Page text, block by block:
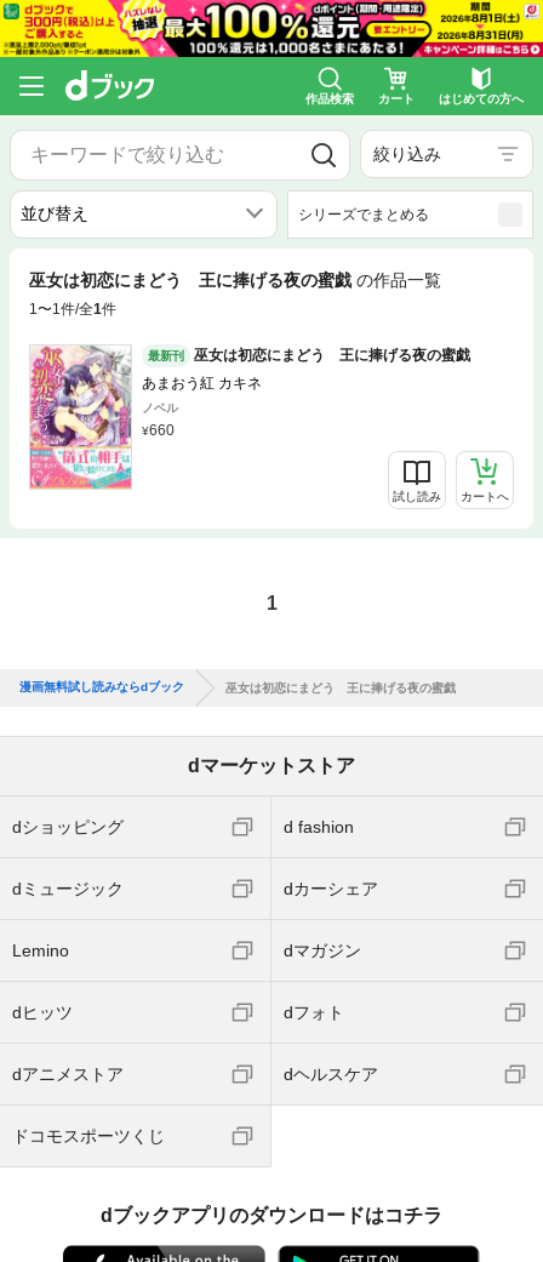
作品検索 カート はじめての方へ
絞り込み
シリーズでまとめる
巫女は初恋にまどう 王に捧げる夜の蜜戯 の作品一覧
1〜1件/全1件
最新刊
巫女は初恋にまどう 王に捧げる夜の蜜戯
あまおう紅 カキネ
ノベル
660
試し読み カートへ
1
漫画無料試し読みならdブック 巫女は初恋にまどう 王に捧げる夜の蜜戯
dマーケットストア
dショッピング d fashion
dミュージック dカーシェア
Lemino dマガジン
dヒッツ dフォト
dアニメストア dヘルスケア
ドコモスポーツくじ
dブックアプリのダウンロードはコチラ